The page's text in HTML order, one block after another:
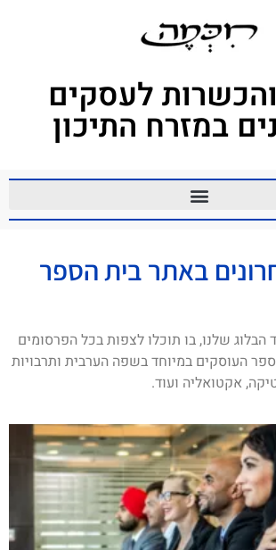
והכשרות לעסקים
במזרח התיכון
באתר בית הספר
הבלוג שלנו, בו תוכלו לצפות בכל הפרסומים
העוסקים במיוחד בשפה הערבית ותרבויות
אקטואליה ועוד.